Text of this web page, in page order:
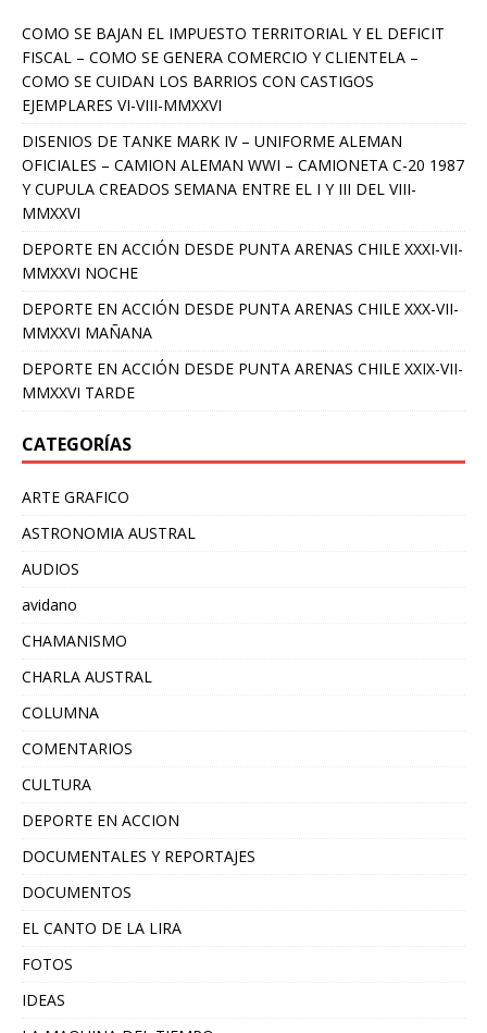
COMO SE BAJAN EL IMPUESTO TERRITORIAL Y EL DEFICIT
FISCAL – COMO SE GENERA COMERCIO Y CLIENTELA –
COMO SE CUIDAN LOS BARRIOS CON CASTIGOS
EJEMPLARES VI-VIII-MMXXVI
DISENIOS DE TANKE MARK IV – UNIFORME ALEMAN
OFICIALES – CAMION ALEMAN WWI – CAMIONETA C-20 1987
Y CUPULA CREADOS SEMANA ENTRE EL I Y III DEL VIII-
MMXXVI
DEPORTE EN ACCIÓN DESDE PUNTA ARENAS CHILE XXXI-VII-
MMXXVI NOCHE
DEPORTE EN ACCIÓN DESDE PUNTA ARENAS CHILE XXX-VII-
MMXXVI MAÑANA
DEPORTE EN ACCIÓN DESDE PUNTA ARENAS CHILE XXIX-VII-
MMXXVI TARDE
CATEGORÍAS
ARTE GRAFICO
ASTRONOMIA AUSTRAL
AUDIOS
avidano
CHAMANISMO
CHARLA AUSTRAL
COLUMNA
COMENTARIOS
CULTURA
DEPORTE EN ACCION
DOCUMENTALES Y REPORTAJES
DOCUMENTOS
EL CANTO DE LA LIRA
FOTOS
IDEAS